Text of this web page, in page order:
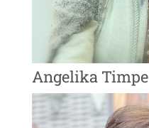
Angelika Timpe